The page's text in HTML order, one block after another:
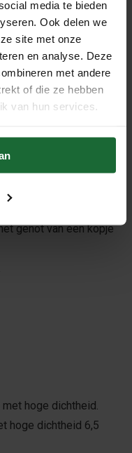
media te bieden
Ook delen we
site met onze
en analyse. Deze
met andere
of die ze hebben
van hun services.
en klaar geleverd
slijtvastte
materiaal, een
die milieubewust
de kurkvloeren
voor mensen met
genot van een kopje
hoge dichtheid.
hoge dichtheid 6,5